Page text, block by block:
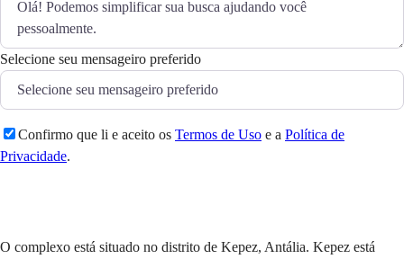
Selecione seu mensageiro preferido
Confirmo que li e aceito os Termos de Uso e a Política de
Privacidade.
O complexo está situado no distrito de Kepez, Antália. Kepez está